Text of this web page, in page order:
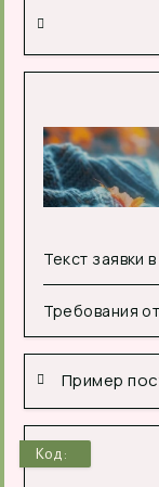
Текст заявки
Требования
Пример
Код: